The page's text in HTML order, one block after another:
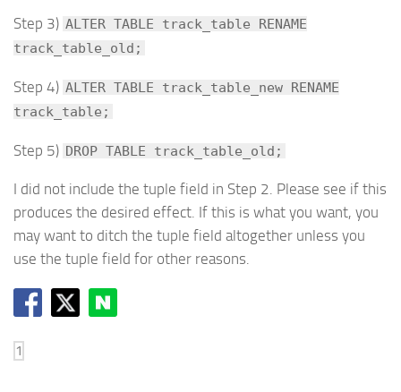
Step 3) ALTER TABLE track_table RENAME
track_table_old;
Step 4) ALTER TABLE track_table_new RENAME
track_table;
Step 5) DROP TABLE track_table_old;
I did not include the tuple field in Step 2. Please see if this
produces the desired effect. If this is what you want, you
may want to ditch the tuple field altogether unless you
use the tuple field for other reasons.